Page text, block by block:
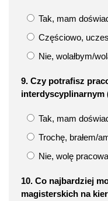
Tak, mam
Częściowo,
Nie, wolałbym/
9. Czy potrafisz
interdyscyplinarnym
Tak, mam
Trochę, brałem/
Nie, wolę
10. Co najbardziej
magisterskich na